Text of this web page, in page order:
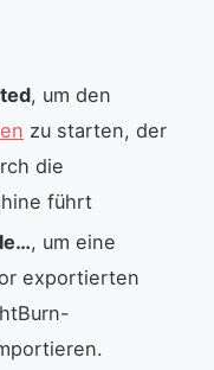
, um den
zu starten, der
die
führt
, um eine
exportierten